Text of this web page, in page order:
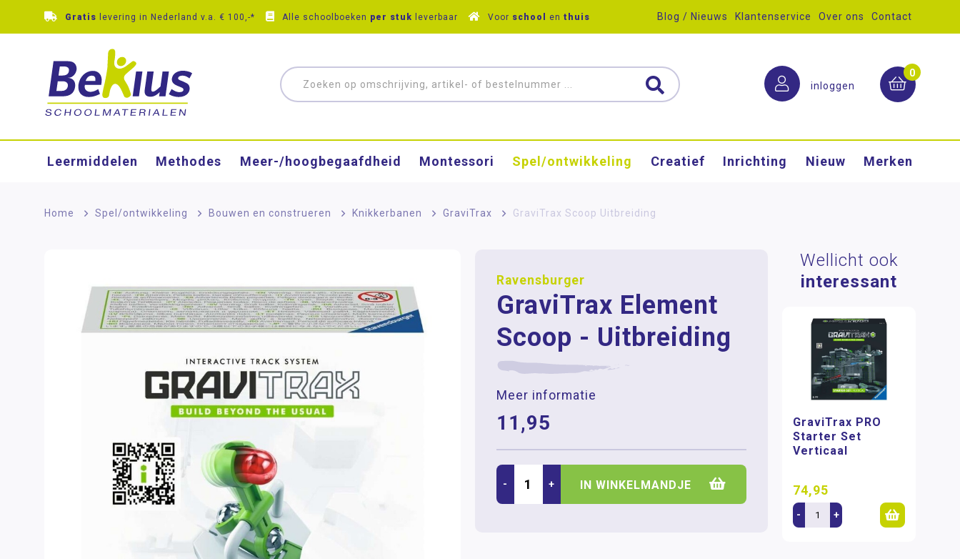
Gratis levering in Nederland v.a. € 100,-* Alle schoolboeken per stuk leverbaar Voor school en thuis Blog / Nieuws Klantenservice Over ons Contact
inloggen
0
Leermiddelen Methodes Meer-/hoog­begaafdheid Montessori Spel/ontwikkeling Creatief Inrichting Nieuw Merken
Home > Spel/ontwikkeling > Bouwen en construeren > Knikkerbanen > GraviTrax > GraviTrax Scoop Uitbreiding
Ravensburger
GraviTrax Element
Scoop - Uitbreiding
Meer informatie
11,95
- + IN WINKELMANDJE
Wellicht ook
interessant
GraviTrax PRO
Starter Set
Verticaal
74,95
- +